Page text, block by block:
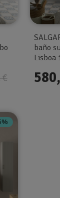
€
baño
Lisboa